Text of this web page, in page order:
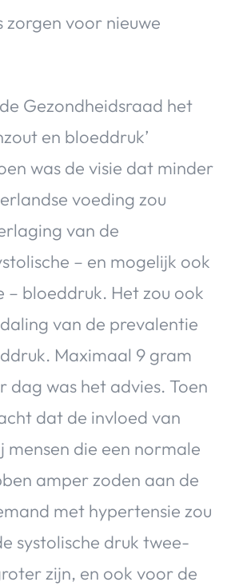
zorgen voor nieuwe
Gezondheidsraad het
en bloeddruk’
was de visie dat minder
voeding zou
van de
– en mogelijk ook
– bloeddruk. Het zou ook
van de prevalentie
Maximaal 9 gram
dag was het advies. Toen
dat de invloed van
mensen die een normale
amper zoden aan de
met hypertensie zou
systolische druk twee-
zijn, en ook voor de